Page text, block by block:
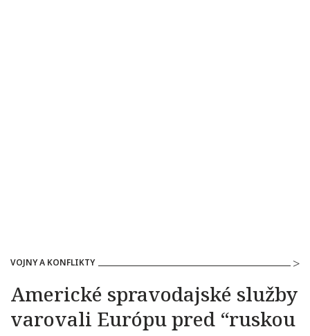
VOJNY A KONFLIKTY
Americké spravodajské služby
varovali Európu pred “ruskou